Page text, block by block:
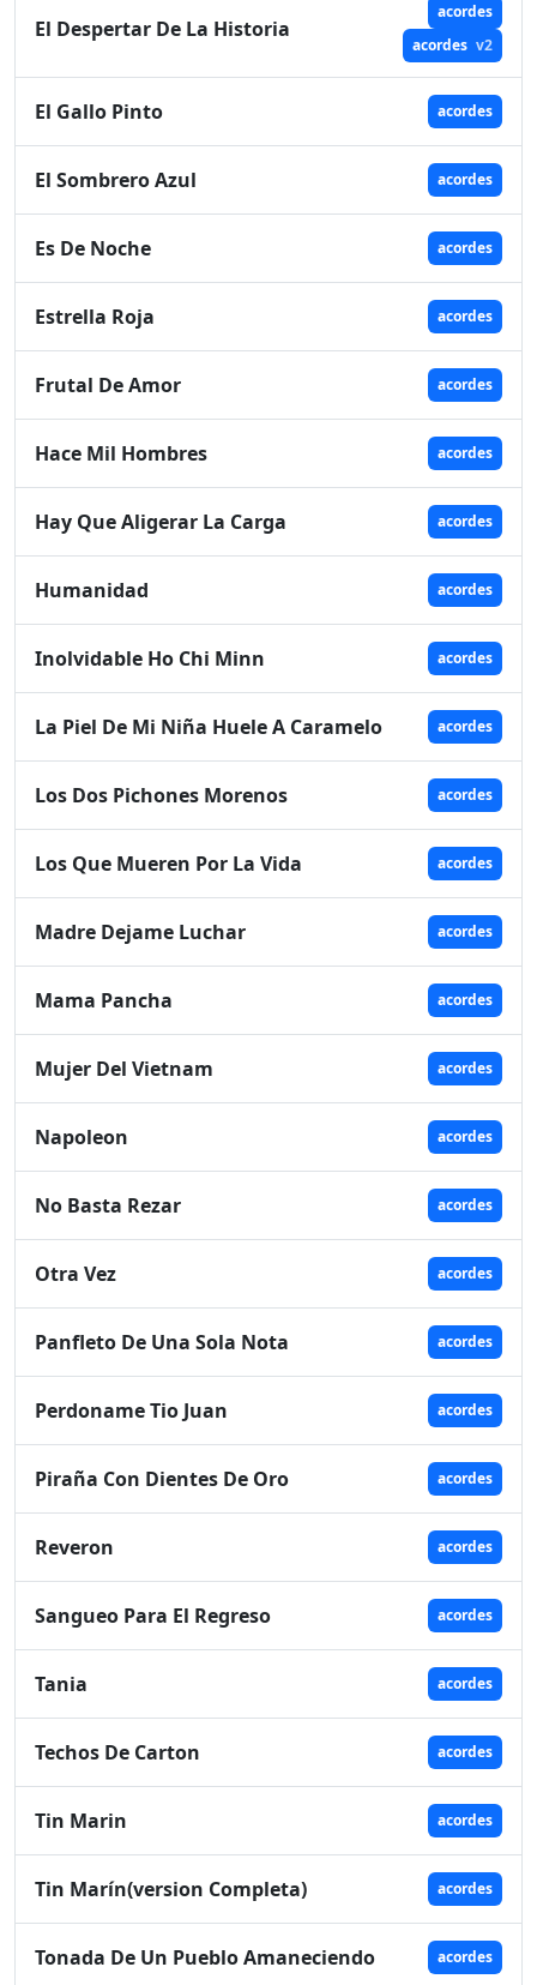
El Despertar De La Historia
acordes
acordes v2
El Gallo Pinto acordes
El Sombrero Azul acordes
Es De Noche acordes
Estrella Roja acordes
Frutal De Amor acordes
Hace Mil Hombres acordes
Hay Que Aligerar La Carga acordes
Humanidad acordes
Inolvidable Ho Chi Minn acordes
La Piel De Mi Niña Huele A Caramelo acordes
Los Dos Pichones Morenos acordes
Los Que Mueren Por La Vida acordes
Madre Dejame Luchar acordes
Mama Pancha acordes
Mujer Del Vietnam acordes
Napoleon acordes
No Basta Rezar acordes
Otra Vez acordes
Panfleto De Una Sola Nota acordes
Perdoname Tio Juan acordes
Piraña Con Dientes De Oro acordes
Reveron acordes
Sangueo Para El Regreso acordes
Tania acordes
Techos De Carton acordes
Tin Marin acordes
Tin Marín(version Completa) acordes
Tonada De Un Pueblo Amaneciendo acordes